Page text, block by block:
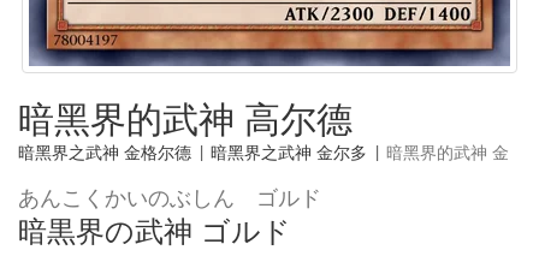
暗黑界的武神 高尔德
暗黑界之武神 金格尔德 | 暗黑界之武神 金尔多 | 暗黑界的武神 金
あんこくかいのぶしん ゴルド
暗黒界の武神 ゴルド